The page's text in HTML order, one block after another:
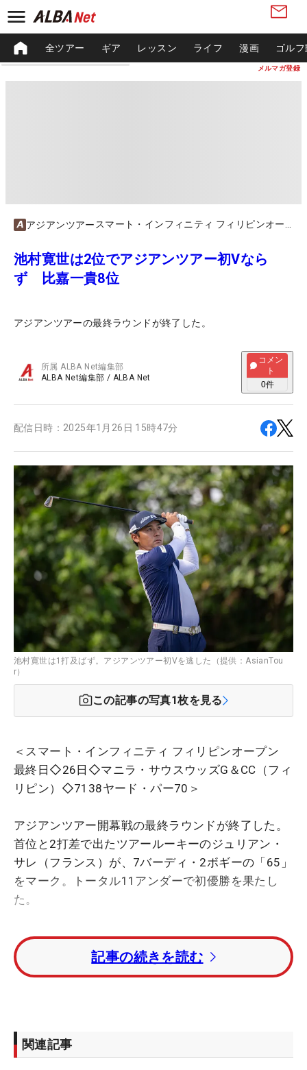
メルマガ登録
全ツアー ギア レッスン ライフ 漫画 ゴル
アジアンツアー
池村寛世は2位でアジアンツアー初Vなら
ず 比嘉一貴8位
アジアンツアーの最終ラウンドが終了した。
所属ALBA Net編集部
ALBA Net編集部 / ALBA Net
コメン
ト
0件
配信日時： 2025年1月26日 15時47分
池村寛世は1打及ばず。アジアンツアー初Vを逃した（提供：AsianTou
r）
この記事の写真1枚を見る
＜スマート・インフィニティ フィリピンオープン
最終日◇26日◇マニラ・サウスウッズG＆CC（フィ
リピン）◇7138ヤード・パー70＞
アジアンツアー開幕戦の最終ラウンドが終了した。
首位と2打差で出たツアールーキーのジュリアン・
サレ（フランス）が、7バーディ・2ボギーの「65」
をマーク。トータル11アンダーで初優勝を果たし
た。
単独トップで出た池村寛世は2バーディ・ボギーな
しの「68」。トータル10アンダー・2位タイでツア
ー初優勝を逃した。
憲はトータル4アンダー・16位タイ、浅地洋佑はト
ータル1オーバー・43位タイだった。
記事の続きを読む
関連記事